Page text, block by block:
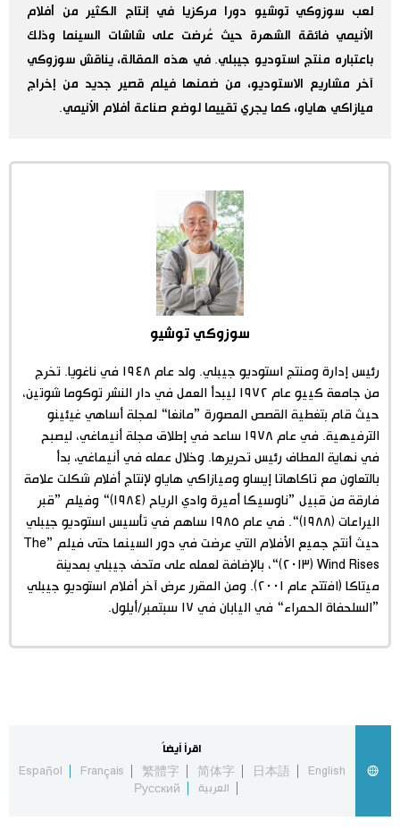
علوم وتكنولوجيا
الأقسام
صور
أشخاص
مجتمع
ثقافة
طوكيو
إعلان
الأكثر تفاعلا
اللغة اليابانية
لعب سوزوكي توشيو دورا مركزيا في إنتاج الكثير من أفلام
الأنيمي فائقة الشهرة حيث عُرضت على شاشات السينما وذلك
باعتباره منتج استوديو جيبلي. في هذه المقالة، يناقش سوزوكي
آخر مشاريع الاستوديو، من ضمنها فيلم قصير جديد من إخراج
ميازاكي هاياو، كما يجري تقييما لوضع صناعة أفلام الأنيمي.
سوزوكي توشيو
رئيس إدارة ومنتج استوديو جيبلي. ولد عام ١٩٤٨ في ناغويا. تخرج
من جامعة كييو عام ١٩٧٢ ليبدأ العمل في دار النشر توكوما شوتين،
حيث قام بتغطية القصص المصورة ”مانغا“ لمجلة أساهي غيئينو
الترفيهية. في عام ١٩٧٨ ساعد في إطلاق مجلة أنيماغي، ليصبح
في نهاية المطاف رئيس تحريرها. وخلال عمله في أنيماغي، بدأ
بالتعاون مع تاكاهاتا إيساو وميازاكي هاياو لإنتاج أفلام شكلت علامة
فارقة من قبيل ”ناوسيكا أميرة وادي الرياح (١٩٨٤)“ وفيلم ”قبر
اليراعات (١٩٨٨)“. في عام ١٩٨٥ ساهم في تأسيس استوديو جيبلي
حيث أنتج جميع الأفلام التي عرضت في دور السينما حتى فيلم ”The
Wind Rises (٢٠١٣)“، بالإضافة لعمله على متحف جيبلي بمدينة
ميتاكا (افتتح عام ٢٠٠١). ومن المقرر عرض آخر أفلام استوديو جيبلي
”السلحفاة الحمراء“ في اليابان في ١٧ سبتمبر/أيلول.
اقرأ أيضاً
English
日本語
简体字
繁體字
Français
Español
العربية
Русский